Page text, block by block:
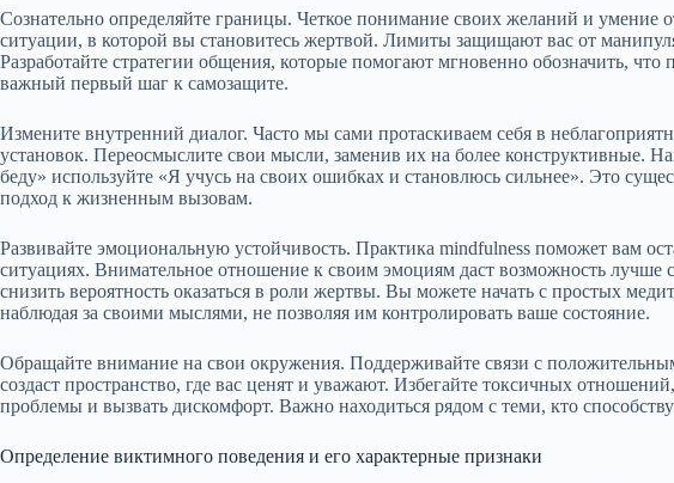
Сознательно определяйте границы. Четкое понимание своих желаний и умение
ситуации, в которой вы становитесь жертвой. Лимиты защищают вас от
Разработайте стратегии общения, которые помогают мгновенно обозначить, что
важный первый шаг к самозащите.
Измените внутренний диалог. Часто мы сами протаскиваем себя в
установок. Переосмыслите свои мысли, заменив их на более конструктивные.
беду» используйте «Я учусь на своих ошибках и становлюсь сильнее». Это
подход к жизненным вызовам.
Развивайте эмоциональную устойчивость. Практика mindfulness поможет вам
ситуациях. Внимательное отношение к своим эмоциям даст возможность лучше
снизить вероятность оказаться в роли жертвы. Вы можете начать с простых
наблюдая за своими мыслями, не позволяя им контролировать ваше состояние.
Обращайте внимание на свои окружения. Поддерживайте связи с
создаст пространство, где вас ценят и уважают. Избегайте токсичных
проблемы и вызвать дискомфорт. Важно находиться рядом с теми, кто
Определение виктимного поведения и его характерные признаки